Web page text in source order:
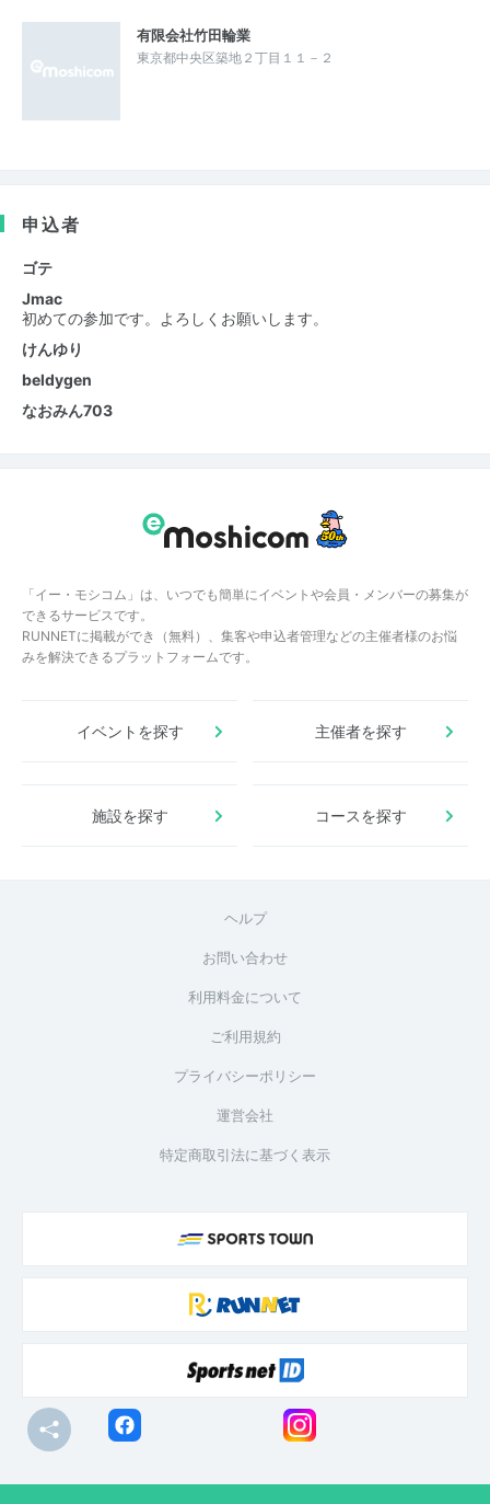
有限会社竹田輪業
東京都中央区築地２丁目１１－２
申込者
ゴテ
Jmac
初めての参加です。よろしくお願いします。
けんゆり
beldygen
なおみん703
「イー・モシコム」は、いつでも簡単にイベントや会員・メンバーの募集が
できるサービスです。
RUNNETに掲載ができ（無料）、集客や申込者管理などの主催者様のお悩
みを解決できるプラットフォームです。
イベントを探す 主催者を探す
施設を探す コースを探す
ヘルプ
お問い合わせ
利用料金について
ご利用規約
プライバシーポリシー
運営会社
特定商取引法に基づく表示